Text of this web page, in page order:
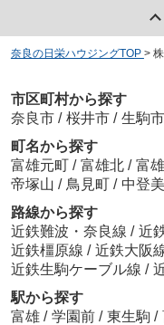
奈良の日栄ハウジングTOP >
市区町村から探す
奈良市 / 桜井市 / 生駒市
町名から探す
富雄元町 / 富雄北 / 富
帝塚山 / 鳥見町 / 中登
路線から探す
近鉄難波・奈良線 / 近
近鉄橿原線 / 近鉄大阪
近鉄生駒ケーブル線 /
駅から探す
富雄 / 学園前 / 東生駒 /